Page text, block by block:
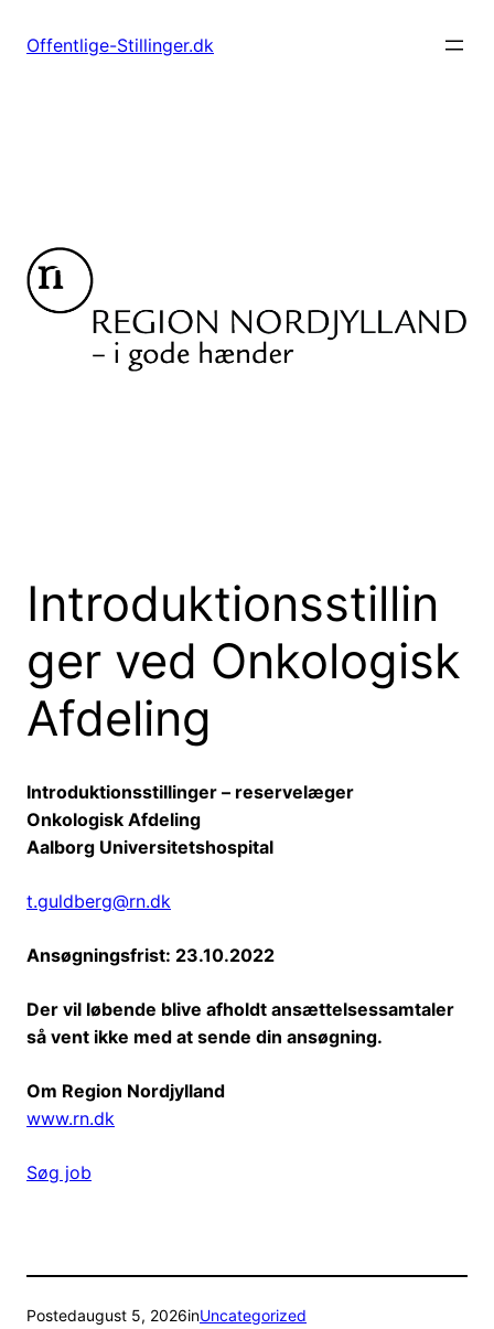
Offentlige-Stillinger.dk
Introduktionsstillin
ger ved Onkologisk
Afdeling
Introduktionsstillinger – reservelæger
Onkologisk Afdeling
Aalborg Universitetshospital
t.guldberg@rn.dk
Ansøgningsfrist: 23.10.2022
Der vil løbende blive afholdt ansættelsessamtaler
så vent ikke med at sende din ansøgning.
Om Region Nordjylland
www.rn.dk
Søg job
Postedaugust 5, 2026inUncategorized